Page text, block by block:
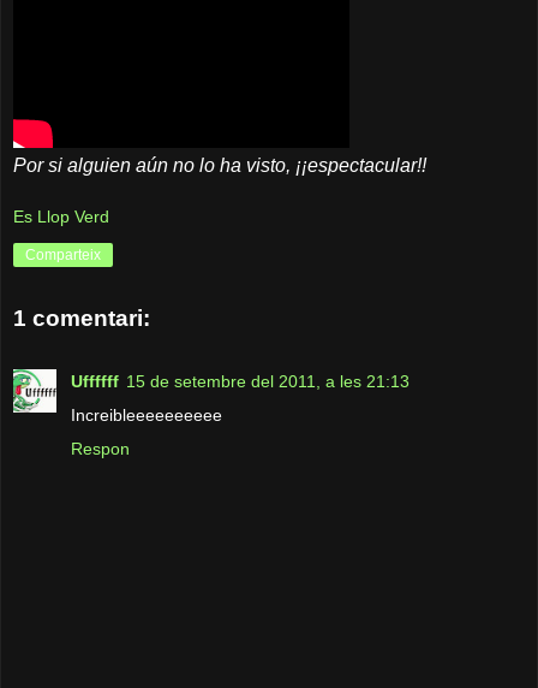
Por si alguien aún no lo ha visto, ¡¡espectacular!!
Es Llop Verd
Comparteix
1 comentari:
Uffffff 15 de setembre del 2011, a les 21:13
Increibleeeeeeeeee
Respon